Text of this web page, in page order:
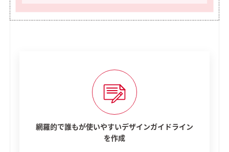
網羅的で誰もが使いやすいデザインガイドライン
を作成